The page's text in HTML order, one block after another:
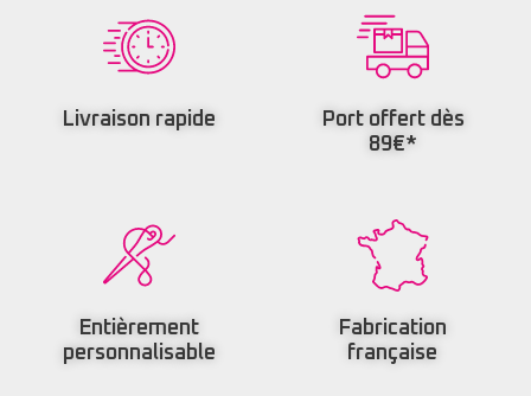
Livraison rapide
Port offert dès
89€*
Entièrement
personnalisable
Fabrication
française